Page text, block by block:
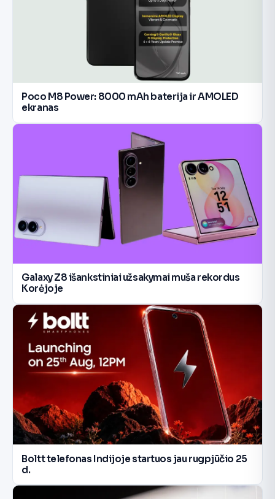
Poco M8 Power: 8000 mAh baterija ir AMOLED
ekranas
Galaxy Z8 išankstiniai užsakymai muša rekordus
Korėjoje
Boltt telefonas Indijoje startuos jau rugpjūčio 25
d.